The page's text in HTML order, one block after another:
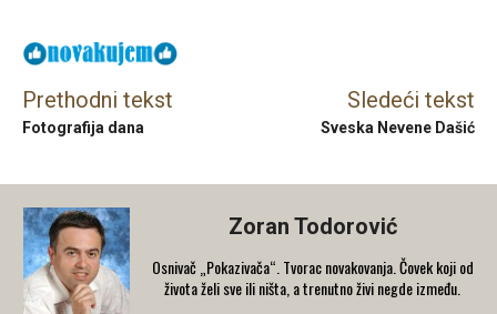
Prethodni tekst
Fotografija dana
Sledeći tekst
Sveska Nevene Dašić
Zoran Todorović
Osnivač „Pokazivača“. Tvorac novakovanja. Čovek koji od
života želi sve ili ništa, a trenutno živi negde između.